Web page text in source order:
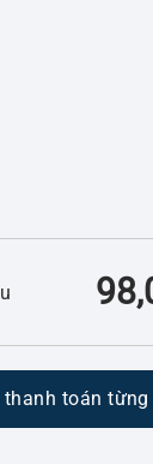
thanh toán từng